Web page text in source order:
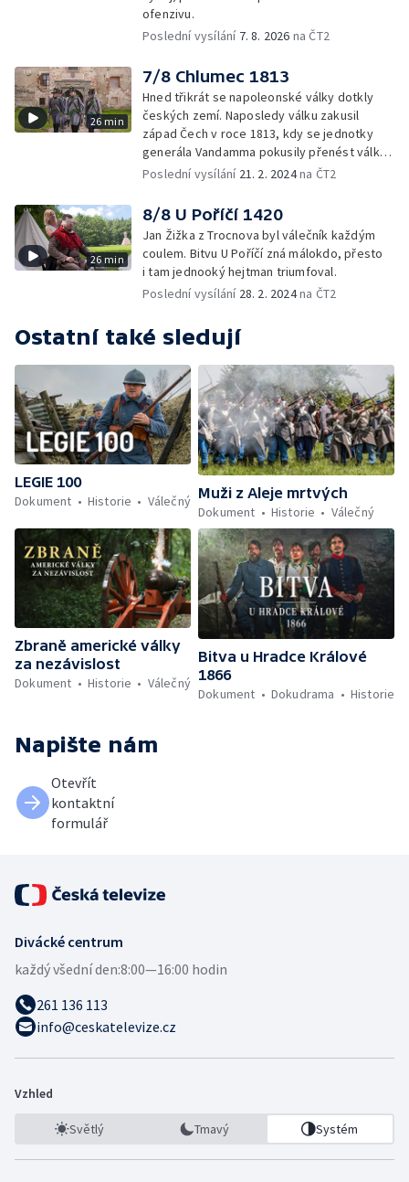
ofenzivu.
Poslední vysílání 7. 8. 2026 na ČT2
26 min
7/8 Chlumec 1813
Hned třikrát se napoleonské války dotkly
českých zemí. Naposledy válku zakusil
západ Čech v roce 1813, kdy se jednotky
generála Vandamma pokusily přenést válku
do nitra naší země.
Poslední vysílání 21. 2. 2024na ČT2
26 min
8/8 U Poříčí 1420
Jan Žižka z Trocnova byl válečník každým
coulem. Bitvu U Poříčí zná málokdo, přesto
i tam jednooký hejtman triumfoval.
Poslední vysílání 28. 2. 2024na ČT2
Ostatní také sledují
LEGIE 100
Dokument
Historie Válečný Muži z Aleje mrtvých
Dokument
Historie Válečný
Zbraně americké války
za nezávislost
Dokument
Historie Válečný
Bitva u Hradce Králové
1866
Dokument
Dokudrama Historie
Napište nám
Otevřít
kontaktní
formulář
Divácké centrum
každý všední den:8:00—16:00 hodin
261 136 113
info@ceskatelevize.cz
Vzhled
Světlý Tmavý Systém